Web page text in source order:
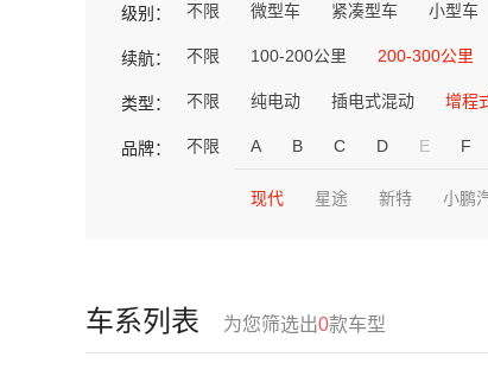
级别： 不限 微型车 紧凑型车 小型车
续航： 不限 100-200公里 200-300公里
类型： 不限 纯电动 插电式混动 增程
品牌： 不限 A B C D E F
现代 星途 新特 小鹏
车系列表 为您筛选出0款车型